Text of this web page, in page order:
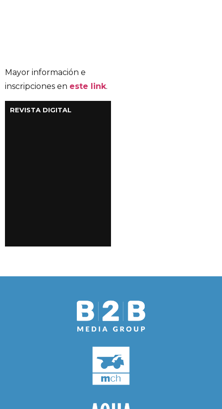
Mayor información e
inscripciones en este link.
REVISTA DIGITAL